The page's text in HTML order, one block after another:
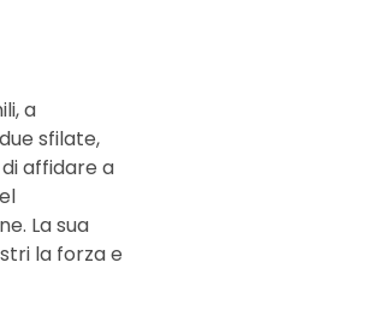
a
sfilate,
affidare a
La sua
la forza e